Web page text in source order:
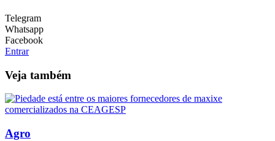
Telegram
Whatsapp
Facebook
Entrar
Veja também
Agro